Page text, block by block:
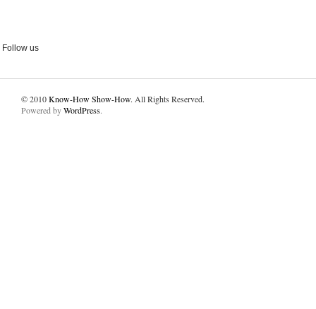
Follow us
© 2010Know-How Show-How. All Rights Reserved.
Powered byWordPress.